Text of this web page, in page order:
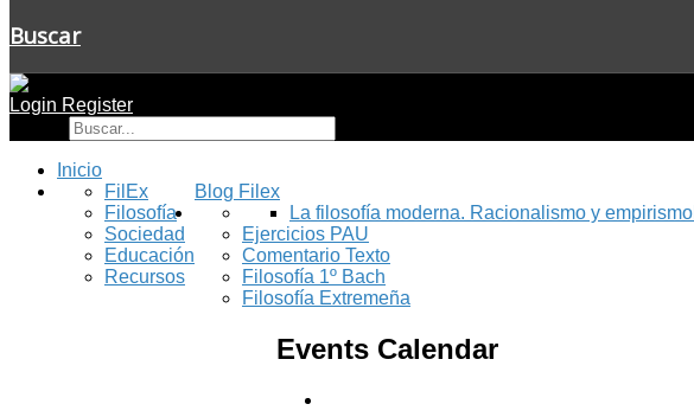
Buscar
Login Register
Inicio
Blog Filex
FilEx
Filosofía
Sociedad
Educación
Recursos
La filosofía moderna. Racionalismo y empirismo
Ejercicios PAU
Comentario Texto
Filosofía 1º Bach
Filosofía Extremeña
Events Calendar